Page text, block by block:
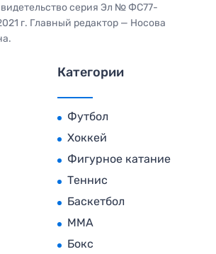
серия Эл № ФС77-
г. Главный редактор — Носова
Категории
Футбол
Хоккей
Фигурное катание
Теннис
Баскетбол
MMA
Бокс